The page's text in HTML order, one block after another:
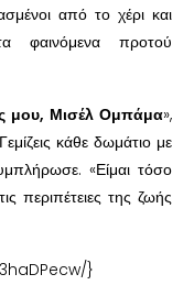
από το χέρι και
φαινόμενα προτού
μου, Μισέλ Ομπάμα»,
κάθε δωμάτιο με
«Είμαι τόσο
περιπέτειες της ζωής
}